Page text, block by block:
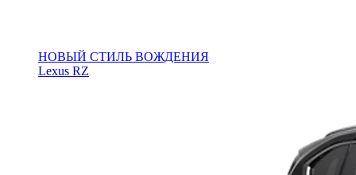
НОВЫЙ СТИЛЬ ВОЖДЕНИЯ
Lexus RZ